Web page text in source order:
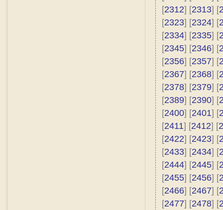
[2312] [2313] [
[2323] [2324] [
[2334] [2335] [
[2345] [2346] [
[2356] [2357] [
[2367] [2368] [
[2378] [2379] [
[2389] [2390] [
[2400] [2401] [
[2411] [2412] [
[2422] [2423] [
[2433] [2434] [
[2444] [2445] [
[2455] [2456] [
[2466] [2467] [
[2477] [2478] [